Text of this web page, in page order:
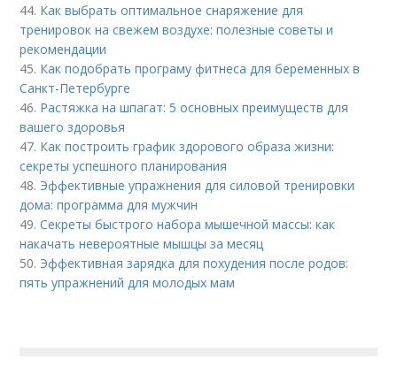
44. Как выбрать оптимальное снаряжение для
тренировок на свежем воздухе: полезные советы и
рекомендации
45. Как подобрать програму фитнеса для беременных в
Санкт-Петербурге
46. Растяжка на шпагат: 5 основных преимуществ для
вашего здоровья
47. Как построить график здорового образа жизни:
секреты успешного планирования
48. Эффективные упражнения для силовой тренировки
дома: программа для мужчин
49.Секреты быстрого набора мышечной массы: как
накачать невероятные мышцы за месяц
50. Эффективная зарядка для похудения после родов:
пять упражнений для молодых мам